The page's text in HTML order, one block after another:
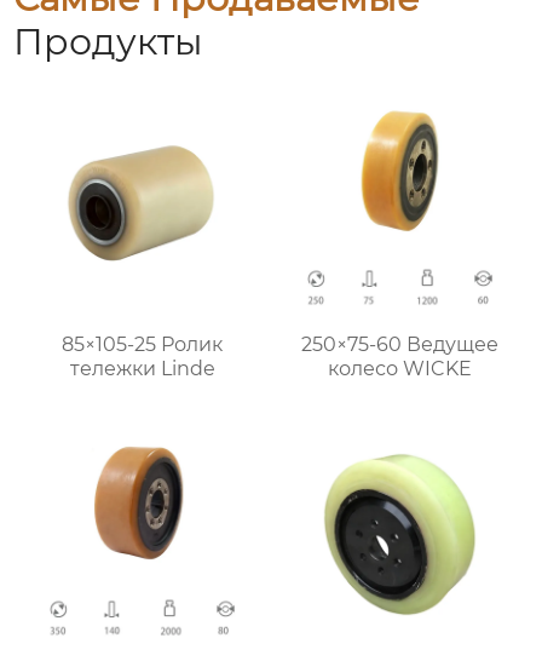
Продукты
85×105-25 Ролик
тележки Linde
250×75-60 Ведущее
колесо WICKE